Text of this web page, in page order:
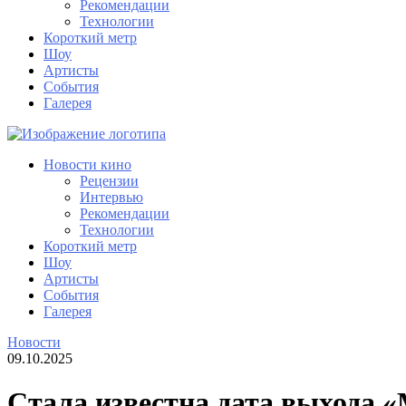
Рекомендации
Технологии
Короткий метр
Шоу
Артисты
События
Галерея
Новости кино
Рецензии
Интервью
Рекомендации
Технологии
Короткий метр
Шоу
Артисты
События
Галерея
Новости
09.10.2025